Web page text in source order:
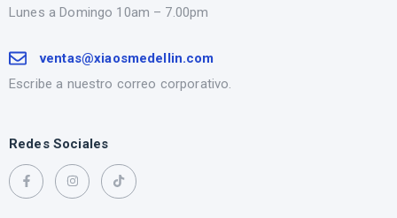
Lunes a Domingo 10am – 7.00pm
ventas@xiaosmedellin.com
Escribe a nuestro correo corporativo.
Redes Sociales